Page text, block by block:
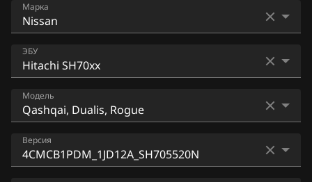
Марка
Acura
Alfa Romeo
ATLAS
BAIC
ЭБУ
Bosch EDC16CP33
Bosch EDC17C84
Bosch MD1CS006
Модель
AD
Almera N16+ (Classic)
Версия